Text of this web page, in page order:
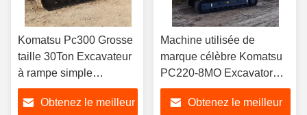
Komatsu Pc300 Grosse
taille 30Ton Excavateur
à rampe simple
d'utilisation
Obtenez le meilleur
Machine utilisée de
marque célèbre Komatsu
PC220-8MO Excavator
20T
Obtenez le meilleur